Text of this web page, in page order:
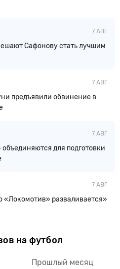
7 АВГ
Сафонову стать лучшим
7 АВГ
предъявили обвинение в
7 АВГ
для подготовки
7 АВГ
«Локомотив» разваливается»
на футбол
Прошлый месяц